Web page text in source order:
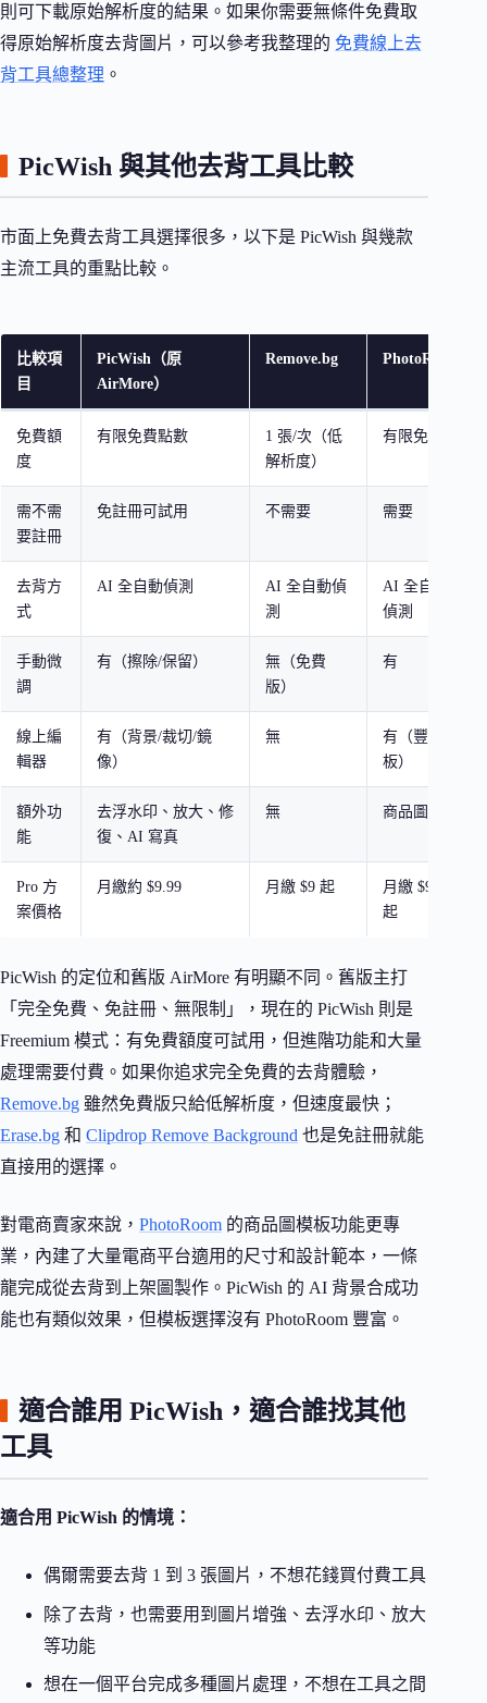
則可下載原始解析度的結果。如果你需要無條件免費取
得原始解析度去背圖片，可以參考我整理的 免費線上去
背工具總整理 。
PicWish 與其他去背工具比較
市面上免費去背工具選擇很多，以下是 PicWish 與幾款
主流工具的重點比較。
比較項
目
PicWish（原
AirMore）
Remove.bg PhotoRoom
免費額
度
有限免費點數
1 張/次（低
解析度）
有限免費
需不需
要註冊
免註冊可試用 不需要 需要
去背方
式
AI 全自動偵測
AI 全自動偵
測
AI 全自動
偵測
手動微
調
有（擦除/保留）
無（免費
版）
有
線上編
輯器
有（背景/裁切/鏡
像）
無
有（豐富模
板）
額外功
能
去浮水印、放大、修
復、AI 寫真
無 商品圖模板
Pro 方
案價格
月繳約 $9.99 月繳 $9 起
月繳 $9.49
起
PicWish 的定位和舊版 AirMore 有明顯不同。舊版主打
「完全免費、免註冊、無限制」，現在的 PicWish 則是
Freemium 模式：有免費額度可試用，但進階功能和大量
處理需要付費。如果你追求完全免費的去背體驗，
Remove.bg 雖然免費版只給低解析度，但速度最快；
Erase.bg 和 Clipdrop Remove Background 也是免註冊就能
直接用的選擇。
對電商賣家來說， PhotoRoom 的商品圖模板功能更專
業，內建了大量電商平台適用的尺寸和設計範本，一條
龍完成從去背到上架圖製作。PicWish 的 AI 背景合成功
能也有類似效果，但模板選擇沒有 PhotoRoom 豐富。
適合誰用 PicWish，適合誰找其他
工具
適合用 PicWish 的情境：
偶爾需要去背 1 到 3 張圖片，不想花錢買付費工具
除了去背，也需要用到圖片增強、去浮水印、放大
等功能
想在一個平台完成多種圖片處理，不想在工具之間